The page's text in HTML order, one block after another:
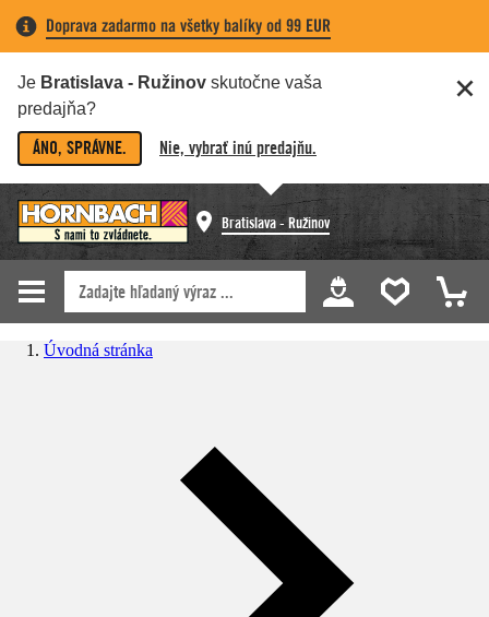
Doprava zadarmo na všetky balíky od 99 EUR
Je Bratislava - Ružinov skutočne vaša
predajňa?
ÁNO, SPRÁVNE. Nie, vybrať inú predajňu.
Bratislava - Ružinov
Úvodná stránka